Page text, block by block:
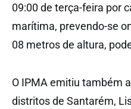
09:00 de terça-feira por
marítima, prevendo-se
08 metros de altura,
O IPMA emitiu também
distritos de Santarém,